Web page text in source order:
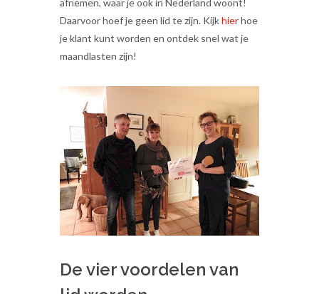
afnemen, waar je ook in Nederland woont!
Daarvoor hoef je geen lid te zijn. Kijkhierhoe
je klant kunt worden en ontdek snel wat je
maandlasten zijn!
De vier voordelen van